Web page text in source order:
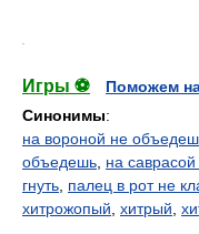
Игры ⚽
Поможем
Синонимы:
на вороной не
объедешь на
гнуть палец в рот не
хитрожопый хитрый